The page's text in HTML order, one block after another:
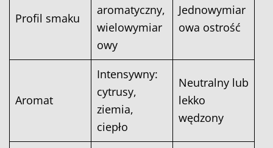
Profil smaku
aromatyczny,
wielowymiar
owy
Jednowymiar
owa ostrość
Aromat
Intensywny:
cytrusy,
ziemia,
ciepło
Neutralny lub
lekko
wędzony